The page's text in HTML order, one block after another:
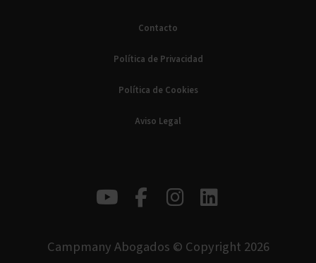
Contacto
Política de Privacidad
Política de Cookies
Aviso Legal
Campmany Abogados © Copyright 2026